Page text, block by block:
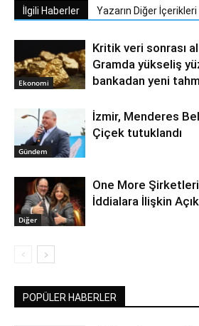
İlgili Haberler Yazarın Diğer İçerikleri
Ekonomi
Kritik veri sonrası
Gramda yükseliş
bankadan yeni
Gündem
İzmir, Menderes
Çiçek tutuklandı
Diğer
One More
İddialara İlişkin
POPÜLER HABERLER